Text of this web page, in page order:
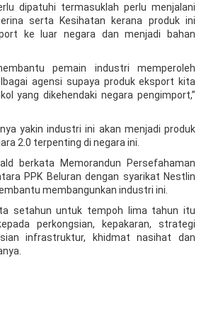
dipatuhi termasuklah perlu menjalani
serta Kesihatan kerana produk ini
ke luar negara dan menjadi bahan
pemain industri memperoleh
agensi supaya produk eksport kita
yang dikehendaki negara pengimport,”
yakin industri ini akan menjadi produk
2.0 terpenting di negara ini.
berkata Memorandun Persefahaman
PPK Beluran dengan syarikat Nestlin
membangunkan industri ini.
setahun untuk tempoh lima tahun itu
perkongsian, kepakaran, strategi
infrastruktur, khidmat nasihat dan